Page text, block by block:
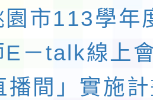
園市113學年
E－talk線上
播間」實施